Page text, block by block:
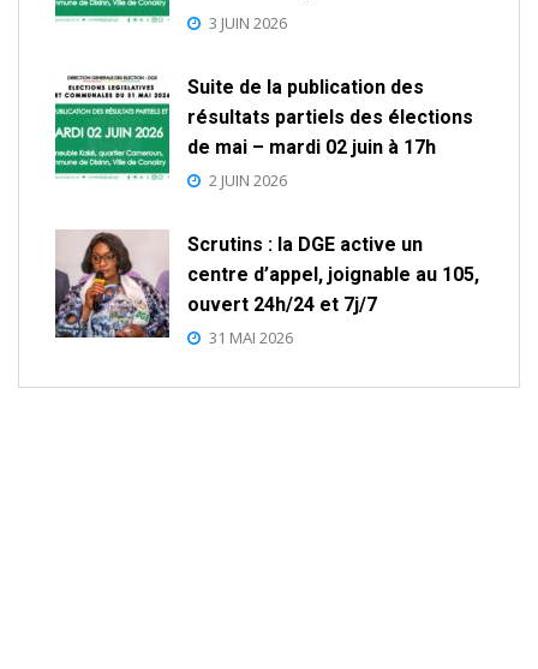
3 JUIN 2026
Suite de la publication des
résultats partiels des élections
de mai – mardi 02 juin à 17h
2 JUIN 2026
Scrutins : la DGE active un
centre d’appel, joignable au 105,
ouvert 24h/24 et 7j/7
31 MAI 2026